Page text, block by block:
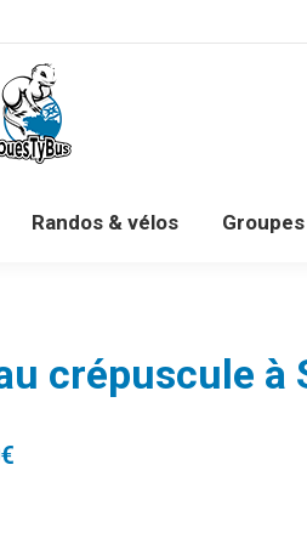
Randos & vélos
crépuscule à
€
trouver ? Randos &